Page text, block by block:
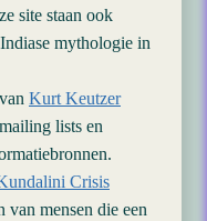
site staan ook
mythologie in
Kurt Keutzer
lists en
Crisis
van mensen die een